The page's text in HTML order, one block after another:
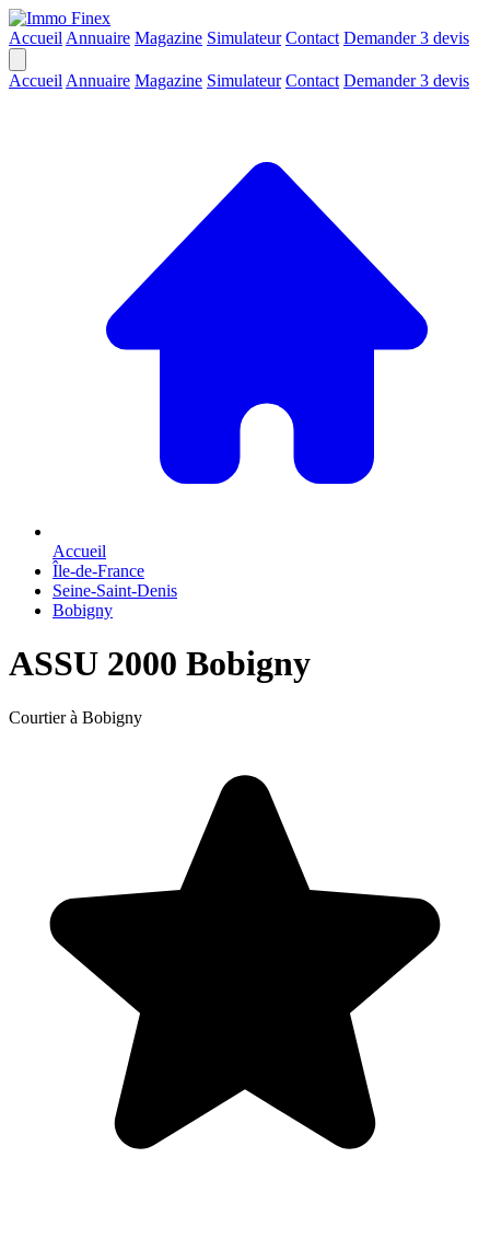
Accueil Annuaire Magazine Simulateur Contact Demander 3 devis
Accueil Annuaire Magazine Simulateur Contact Demander 3 devis
Accueil
Île-de-France
Seine-Saint-Denis
Bobigny
ASSU 2000 Bobigny
Courtier à Bobigny